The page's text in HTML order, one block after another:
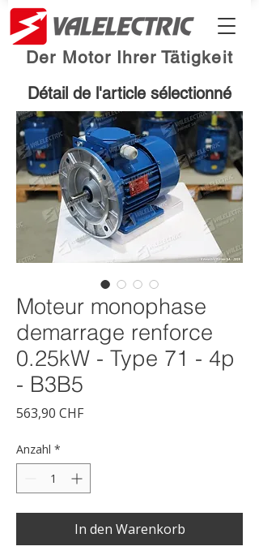
Der Motor Ihrer Tätigkeit
Détail de l'article sélectionné
Moteur monophase
demarrage renforce
0.25kW - Type 71 - 4p
- B3B5
563,90 CHFPreis
Anzahl *
In den Warenkorb